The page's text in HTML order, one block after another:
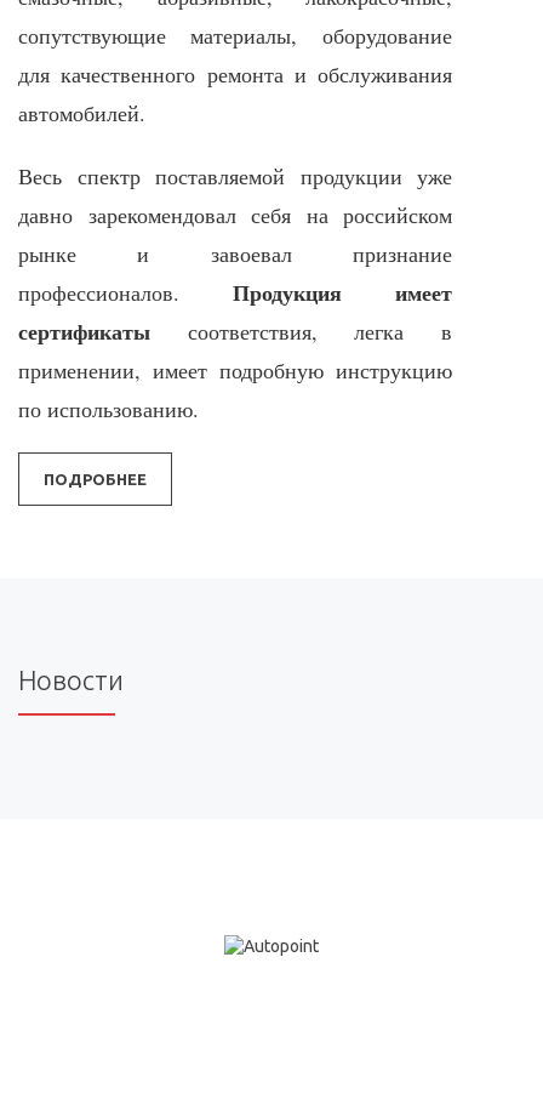
сопутствующие материалы, оборудование
для качественного ремонта и обслуживания
автомобилей.
Весь спектр поставляемой продукции уже
давно зарекомендовал себя на российском
рынке и завоевал признание
профессионалов. Продукция имеет
сертификаты соответствия, легка в
применении, имеет подробную инструкцию
по использованию.
ПОДРОБНЕЕ
Новости